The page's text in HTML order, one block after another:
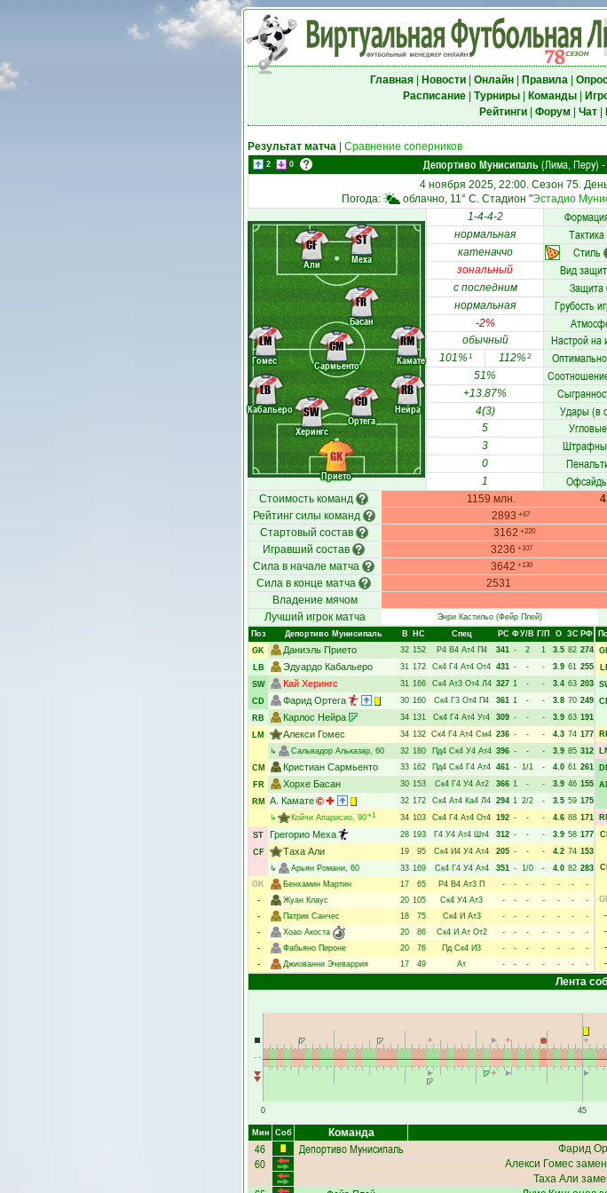
Главная| Новости| Онлайн| Правила|
Расписание| Турниры| Команды|
Рейтинги| Форум Чат|
Результат матча Сравнение соперников
2 0 Депортиво Мунисипаль (Лима, Перу) -
4 ноября 2025, 22:00. Сезон 75.
Погода:
облачно, 11° C. Стадион "Эстадио
Прието
Кабальеро
Херингс
Ортега
Нейра
Гомес Сармьенто
Басан
Камате
Меха
Али
GK
LB
SW
CD
RB
LM CM
FR
RM
ST
CF
1-4-4-2
нормальная Тактика
катеначчо
Стиль
зональный
Вид
с последним
Защита
нормальная
Грубость
-2%
обычный
Настрой на
101%1 112%2
51%
+13.87%
4(3)
Удары (в
5
Угловые
3
0
1
Офсайды
Стоимость команд
1159 млн.
Рейтинг силы команд
2893 +67
Стартовый состав
3162 +220
Игравший состав
3236 +107
Сила в начале матча
3642 +130
Сила в конце матча
2531
Владение мячом
Лучший игрок матча
Энри Кастильо (Фейр Плей)
Поз
Депортиво Мунисипаль В НC Спец РC ФУ/В Г/П О ЗС РФ
GK
Даниэль Прието 32 152 Р4 В4 Ат4 П4 341 - 2 1 3.5 82 274
LB
Эдуардо Кабальеро 31 172 Ск4 Г4 Ат4 От4 431 - - - 3.9 61 255
SW
Кай Херингс 31 166 Ск4 Ат3 От4 Л4 327 1 - - 3.4 63 203
CD
Фарид Ортега 30 160 Ск4 Г3 От4 П4 361 1 - - 3.8 70 249
RB
Карлос Нейра 34 131 Ск4 Г4 Ат4 Уг4 309 - - - 3.9 63 191
LM
Алекси Гомес 34 132 Ск4 Г4 Ат4 См4 236 - - - 4.3 74 177
↳
Сальвадор Альказар, 60 32 180 Пд4 Ск4 У4 Ат4 396 - - - 3.9 85 312
CM
Кристиан Сармьенто 33 162 Пд4 Ск4 Г4 Ат4 461 - 1/1 - 4.0 61 261
FR
Хорхе Басан 30 153 Ск4 Г4 У4 Ат2 366 1 - - 3.9 46 155
RM
А. Камате 32 172 Ск4 Ат4 Ка4 Л4 294 1 2/2 - 3.5 59 175
↳
Койчи Апарисио, 90+1 34 103 Ск4 Г4 Ат4 От4 192 - - - 4.6 88 171
ST
Грегорио Меха 28 193 Г4 У4 Ат4 Шт4 312 - - - 3.9 58 177
CF
Таха Али 19 95 Ск4 И4 У4 Ат4 205 - - - 4.2 74 153
↳
Арьян Романи, 60 33 169 Ск4 Г4 У4 Ат4 351 - 1/0 - 4.0 82 283
GK
Бенхамин Мартин 17 65 Р4 В4 Ат3 П - - - - - -
-
-
Жуан Клаус 20 105 Ск4 У4 Ат3 - - - - - -
-
-
Патрик Санчес 18 75 Ск4 И Ат3 - - - - - -
-
-
Хоао Акоста 20 86 Ск4 И Ат От2 - - - - - -
-
-
Фабьяно Пироне 20 76 Пд Ск4 И3 - - - - - -
-
-
Джиованни Эчеваррия 17 49 Ат - - - - - - -
-
-
-
-
Лента
0 45
Мин Соб Команда
46 Депортиво Мунисипаль Фарид
60 Алекси Гомес
Таха Али